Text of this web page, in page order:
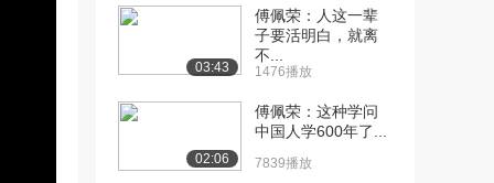
03:43
傅佩荣：人这一辈
子要活明白，就离
不...
1476播放
02:06
傅佩荣：这种学问
中国人学600年了...
7839播放